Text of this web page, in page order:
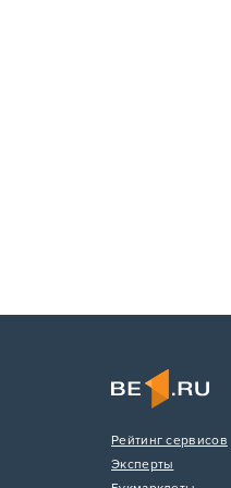
Рейтинг сервисов
Эксперты